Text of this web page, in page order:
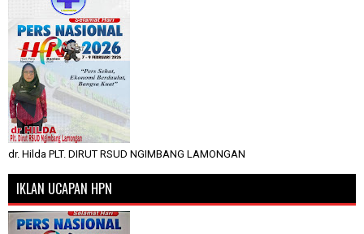
dr. Hilda PLT. DIRUT RSUD NGIMBANG LAMONGAN
IKLAN UCAPAN HPN